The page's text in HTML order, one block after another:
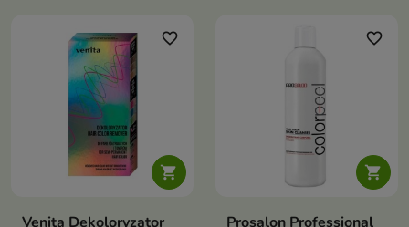

favorite_border
Venita Dekoloryzator

favorite_border
Prosalon Professional